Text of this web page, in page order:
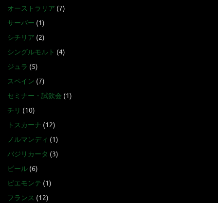
オーストラリア (7)
サーバー (1)
シチリア (2)
シングルモルト (4)
ジュラ (5)
スペイン (7)
セミナー・試飲会 (1)
チリ (10)
トスカーナ (12)
ノルマンディ (1)
バジリカータ (3)
ビール (6)
ピエモンテ (1)
フランス (12)